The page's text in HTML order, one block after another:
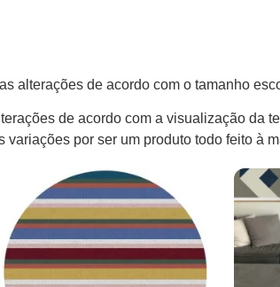
alterações de acordo com o tamanho
de acordo com a visualização da
por ser um produto todo feito à